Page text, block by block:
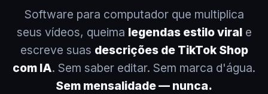
Software para computador que multiplica
seus vídeos, queima legendas estilo virale
escreve suas descrições de TikTok Shop
com IA. Sem saber editar. Sem marca d'água.
Sem mensalidade — nunca.